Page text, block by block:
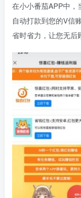
在小小番茄APP中，
自动打款到您的V信
省时省力 ， 让您无后